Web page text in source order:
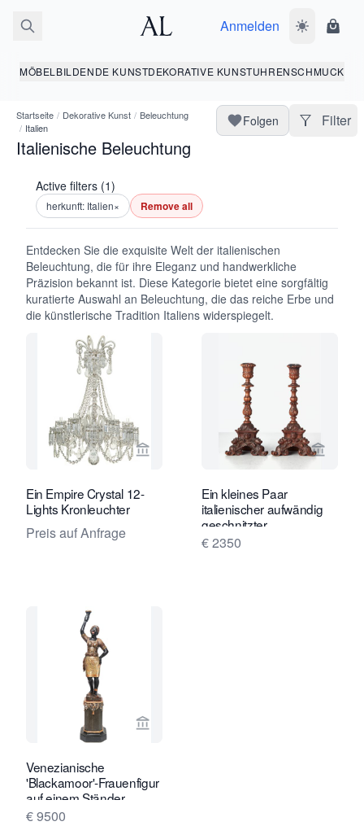
Anmelden
MÖBEL BILDENDE KUNSTDEKORATIVE KUNSTUHRENSCHMUCK
Startseite / Dekorative Kunst / Beleuchtung
/ Italien
Italienische Beleuchtung
Folgen Filter
Active filters (1)
herkunft: Italien× Remove all
Entdecken Sie die exquisite Welt der italienischen
Beleuchtung, die für ihre Eleganz und handwerkliche
Präzision bekannt ist. Diese Kategorie bietet eine sorgfältig
kuratierte Auswahl an Beleuchtung, die das reiche Erbe und
die künstlerische Tradition Italiens widerspiegelt.
Verkaeuferseite von Van Nie
Ein Empire Crystal 12-
Lights Kronleuchter
Preis auf Anfrage
Ein kleines Paar
italienischer aufwändig
geschnitzter
Walnusseinzelkerzenhalter,
€ 2350
Verkaeuferseite von Van Nie
Venezianische
'Blackamoor'-Frauenfigur
auf einem Ständer
€ 9500